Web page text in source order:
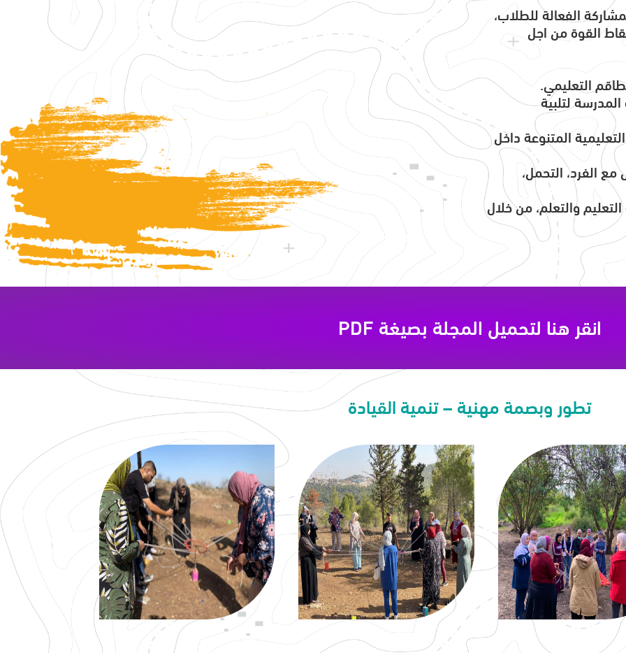
الفعالة للطلاب،
القوة من اجل
التعليمي.
لتلبية
المتنوعة داخل
مع الفرد، التحمل،
والتعلم، من خلال
انقر هنا لتحميل المجلة بصيغة PDF
تطور وبصمة مهنية – تنمية القيادة